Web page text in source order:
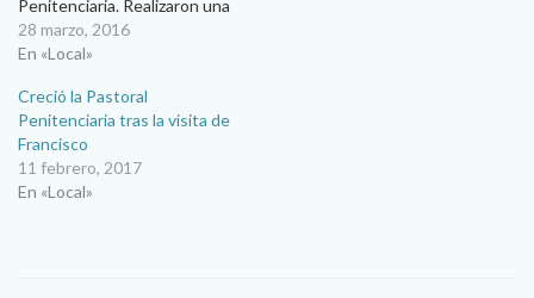
Penitenciaria. Realizaron una
junta informativa para
reclutar nuevos voluntarios.
asistieron a la junta
informativa que realizó la
Pastoral Penitenciaria para
dar a conocer el servicio…
28 marzo, 2016
En «Local»
Creció la Pastoral
Penitenciaria tras la visita de
Francisco
11 febrero, 2017
En «Local»